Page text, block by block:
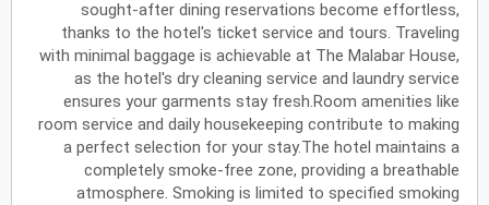
حالأحد ن الاثنينثالثلاثاءرالأربعاءخالخميس
ج الجمعةسالسبت
يونيو 2027
حالأحد نالاثنينثالثلاثاءرالأربعاءخالخميس
جالجمعةسالسبت
sought-after dining reservations become effortless,
thanks to the hotel's ticket service and tours. Traveling
with minimal baggage is achievable at The Malabar House,
as the hotel's dry cleaning service and laundry service
ensures your garments stay fresh.Room amenities like
room service and daily housekeeping contribute to making
a perfect selection for your stay.The hotel maintains a
completely smoke-free zone, providing a breathable
atmosphere. Smoking is limited to specified smoking